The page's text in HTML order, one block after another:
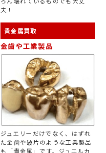
夫！
貴金属買取
金歯や工業製品
ジュエリーだけでなく、はずれ
た金歯や破片のような工業製品
も「貴金属」です。ジュエルカ